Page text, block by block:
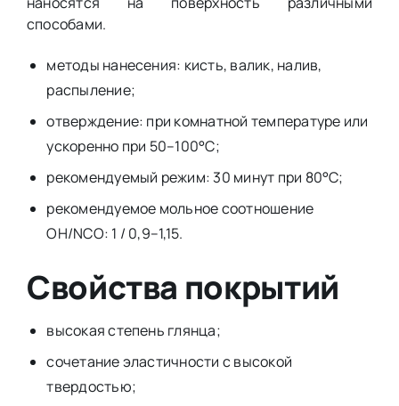
способами.
методы нанесения: кисть, валик, налив,
распыление;
отверждение: при комнатной температуре или
ускоренно при 50–100°С;
рекомендуемый режим: 30 минут при 80°С;
рекомендуемое мольное соотношение
ОН/NCO: 1 / 0,9–1,15.
Свойства покрытий
высокая степень глянца;
сочетание эластичности с высокой
твердостью;